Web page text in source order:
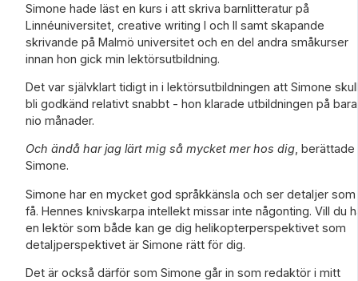
Simone hade läst en kurs i att skriva barnlitteratur på
Linnéuniversitet, creative writing I och II samt skapande
skrivande på Malmö universitet och en del andra småkurser
innan hon gick min lektörsutbildning.
Det var självklart tidigt in i lektörsutbildningen att Simone
bli godkänd relativt snabbt - hon klarade utbildningen på bara
nio månader.
Och ändå har jag lärt mig så mycket mer hos dig , berättade
Simone.
Simone har en mycket god språkkänsla och ser detaljer som
få. Hennes knivskarpa intellekt missar inte någonting. Vill du
en lektör som både kan ge dig helikopterperspektivet som
detaljperspektivet är Simone rätt för dig.
Det är också därför som Simone går in som redaktör i mitt